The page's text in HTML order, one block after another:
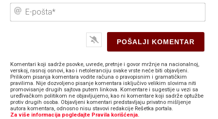
E-
Komentari koji sadrže psovke, uvrede, pretnje i govor mržnje na nacionalnoj,
verskoj, rasnoj osnovi, kao i netoleranciju svake vrste neće biti objavljeni.
Prilikom pisanja komentara vodite računa o pravopisnim i gramatičkim
pravilima. Nije dozvoljeno pisanje komentara isključivo velikim slovima niti
promovisanje drugih sajtova putem linkova. Komentare i sugestije u vezi sa
uređivačkom politikom ne objavljujemo, kao ni komentare koji sadrže optužbe
protiv drugih osoba. Objavljeni komentari predstavljaju privatno mišljenje
autora komentara, odnosno nisu stavovi redakcije Rešetka portala.
Za više informacija pogledajte Pravila korišćenja.